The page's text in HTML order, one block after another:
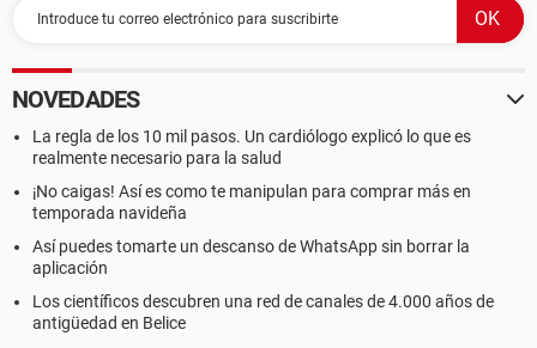
NOVEDADES
La regla de los 10 mil pasos. Un cardiólogo explicó lo que es
realmente necesario para la salud
¡No caigas! Así es como te manipulan para comprar más en
temporada navideña
Así puedes tomarte un descanso de WhatsApp sin borrar la
aplicación
Los científicos descubren una red de canales de 4.000 años de
antigüedad en Belice